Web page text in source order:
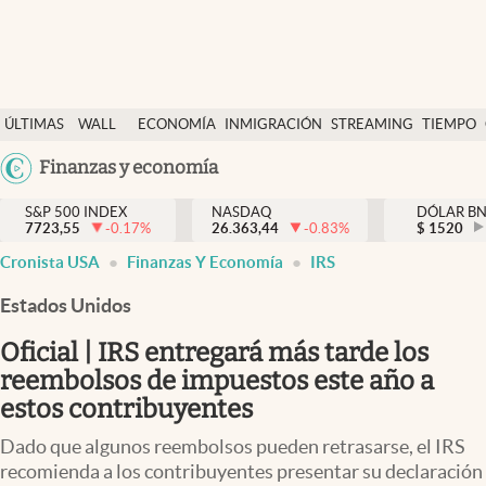
ÚLTIMAS
NOTICIAS
WALL
DÓLAR
ECONOMÍA INMIGRACIÓN STREAMING TIEMPO
México
Finanzas y economía
Finanzas y economía
Wall Street y dólar
Inmigración
Espiritual
Streaming
PC y mobile
S&P 500 INDEX
7723,55
-0.17%
NASDAQ
26.363,44
-0.83%
DÓLAR
$ 1520
Cronista USA Finanzas Y Economía IRS
Estados Unidos
Oficial | IRS entregará más tarde los
reembolsos de impuestos este año a
estos contribuyentes
Dado que algunos reembolsos pueden retrasarse, el IRS
recomienda a los contribuyentes presentar su declaración